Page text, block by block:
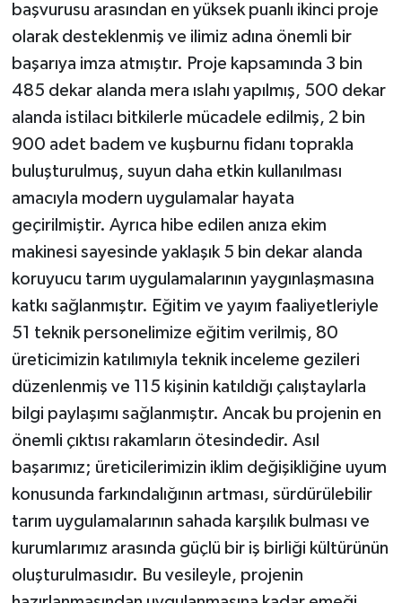
başvurusu arasından en yüksek puanlı ikinci proje
olarak desteklenmiş ve ilimiz adına önemli bir
başarıya imza atmıştır. Proje kapsamında 3 bin
485 dekar alanda mera ıslahı yapılmış, 500 dekar
alanda istilacı bitkilerle mücadele edilmiş, 2 bin
900 adet badem ve kuşburnu fidanı toprakla
buluşturulmuş, suyun daha etkin kullanılması
amacıyla modern uygulamalar hayata
geçirilmiştir. Ayrıca hibe edilen anıza ekim
makinesi sayesinde yaklaşık 5 bin dekar alanda
koruyucu tarım uygulamalarının yaygınlaşmasına
katkı sağlanmıştır. Eğitim ve yayım faaliyetleriyle
51 teknik personelimize eğitim verilmiş, 80
üreticimizin katılımıyla teknik inceleme gezileri
düzenlenmiş ve 115 kişinin katıldığı çalıştaylarla
bilgi paylaşımı sağlanmıştır. Ancak bu projenin en
önemli çıktısı rakamların ötesindedir. Asıl
başarımız; üreticilerimizin iklim değişikliğine uyum
konusunda farkındalığının artması, sürdürülebilir
tarım uygulamalarının sahada karşılık bulması ve
kurumlarımız arasında güçlü bir iş birliği kültürünün
oluşturulmasıdır. Bu vesileyle, projenin